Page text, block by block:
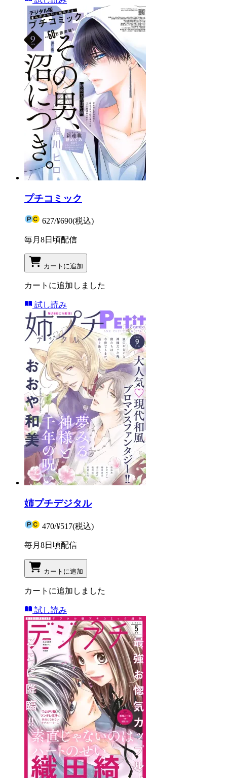
プチコミック
627/¥690(税込)
毎月8日頃配信
カートに追加
カートに追加しました
試し読み
姉プチデジタル
470/¥517(税込)
毎月8日頃配信
カートに追加
カートに追加しました
試し読み